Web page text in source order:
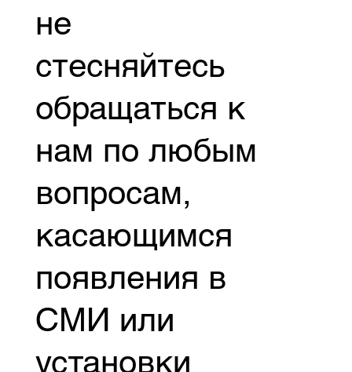
не
стесняйтесь
обращаться к
нам по любым
вопросам,
касающимся
появления в
СМИ или
установки